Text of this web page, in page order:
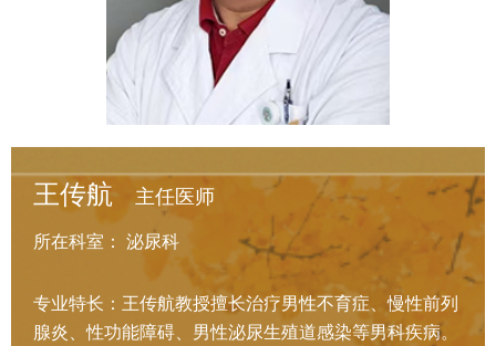
王传航 主任医师
所在科室： 泌尿科
专业特长：王传航教授擅长治疗男性不育症、慢性前列
腺炎、性功能障碍、男性泌尿生殖道感染等男科疾病。